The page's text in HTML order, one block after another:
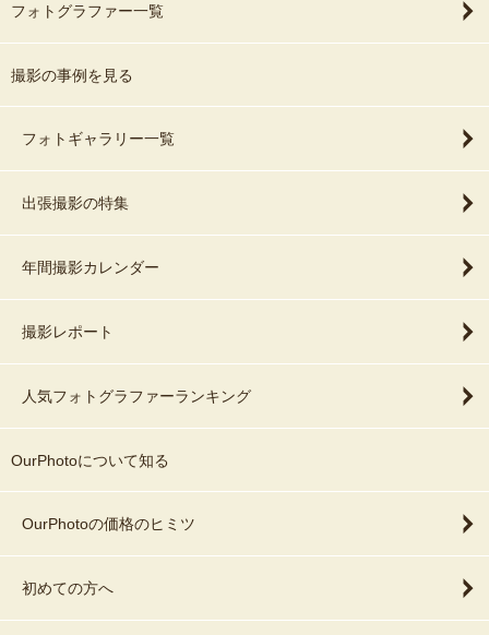
フォトグラファー一覧
撮影の事例を見る
フォトギャラリー一覧
出張撮影の特集
年間撮影カレンダー
撮影レポート
人気フォトグラファーランキング
OurPhotoについて知る
OurPhotoの価格のヒミツ
初めての方へ